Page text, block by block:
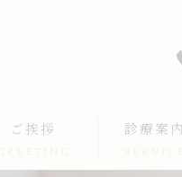
ご挨拶 診療案内